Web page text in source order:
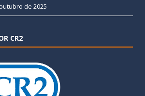
de 2025
CR2